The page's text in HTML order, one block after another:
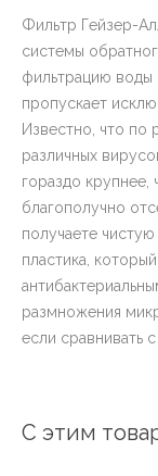
Фильтр Гейзер-
системы
фильтрацию
пропускает
Известно, что по
различных
гораздо
благополучно
получаете
пластика,
размножения
если сравнивать
С этим